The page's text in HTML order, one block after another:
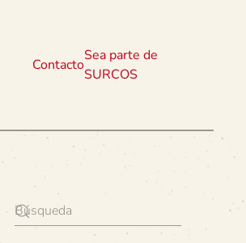
Contacto
Sea parte de
SURCOS